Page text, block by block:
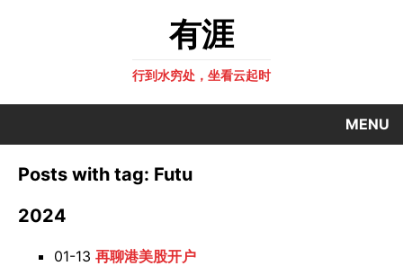
有涯
行到水穷处，坐看云起时
MENU
Posts with tag: Futu
2024
01-13 再聊港美股开户